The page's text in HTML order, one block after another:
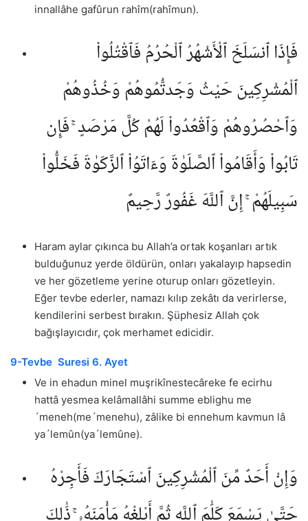
innallâhe gafûrun rahîm(rahîmun).
فَإِذَا ٱنسَلَخَ ٱلْأَشْهُرُ ٱلْحُرُمُ فَٱقْتُلُوا۟
ٱلْمُشْرِكِينَ حَيْثُ وَجَدتُّمُوهُمْ وَخُذُوهُمْ
وَٱحْصُرُوهُمْ وَٱقْعُدُوا۟ لَهُمْ كُلَّ مَرْصَدٍ ۚ فَإِن
تَابُوا۟ وَأَقَامُوا۟ ٱلصَّلَوٰةَ وَءَاتَوُا۟ ٱلزَّكَوٰةَ فَخَلُّوا۟
سَبِيلَهُمْ ۚ إِنَّ ٱللَّهَ غَفُورٌ رَّحِيمٌ
Haram aylar çıkınca bu Allah’a ortak koşanları artık
bulduğunuz yerde öldürün, onları yakalayıp hapsedin
ve her gözetleme yerine oturup onları gözetleyin.
Eğer tevbe ederler, namazı kılıp zekâtı da verirlerse,
kendilerini serbest bırakın. Şüphesiz Allah çok
bağışlayıcıdır, çok merhamet edicidir.
9-Tevbe Suresi 6. Ayet
Ve in ehadun minel muşrikînestecâreke fe ecirhu
hattâ yesmea kelâmallâhi summe eblighu me
´meneh(me´menehu), zâlike bi ennehum kavmun lâ
ya´lemûn(ya´lemûne).
وَإِنْ أَحَدٌ مِّنَ ٱلْمُشْرِكِينَ ٱسْتَجَارَكَ فَأَجِرْهُ